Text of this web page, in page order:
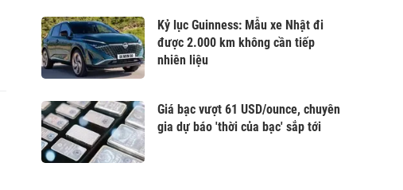
Kỷ lục Guinness: Mẫu xe Nhật đi
được 2.000 km không cần tiếp
nhiên liệu
Giá bạc vượt 61 USD/ounce, chuyên
gia dự báo 'thời của bạc' sắp tới